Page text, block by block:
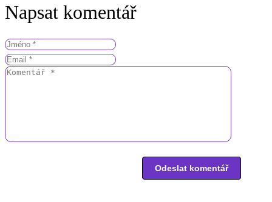
Napsat komentář